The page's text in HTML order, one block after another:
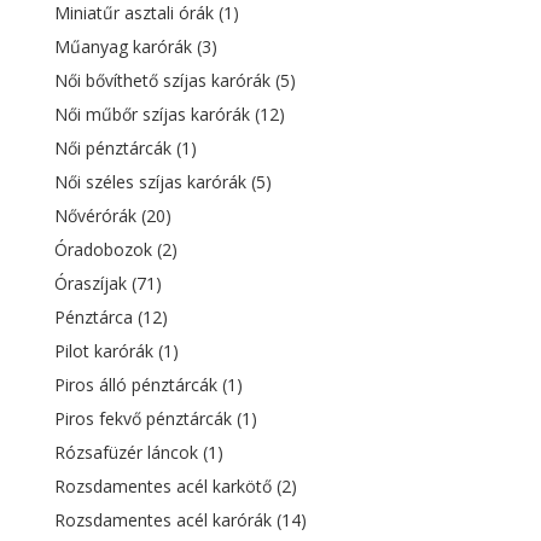
Miniatűr asztali órák (1)
Műanyag karórák (3)
Női bővíthető szíjas karórák (5)
Női műbőr szíjas karórák (12)
Női pénztárcák (1)
Női széles szíjas karórák (5)
Nővérórák (20)
Óradobozok (2)
Óraszíjak (71)
Pénztárca (12)
Pilot karórák (1)
Piros álló pénztárcák (1)
Piros fekvő pénztárcák (1)
Rózsafüzér láncok (1)
Rozsdamentes acél karkötő (2)
Rozsdamentes acél karórák (14)